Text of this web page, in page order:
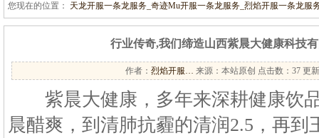
您现在的位置： 天龙开服一条龙服务_奇迹Mu开服一条龙服务_烈焰开服一条龙服
行业传奇,我们缔造山西紫晨大健康科技
作者： 烈焰开服… 来源：本站原创 点击数： 37 更
紫晨大健康，多年来深耕健康饮
晨醋爽，到清肺抗霾的清润2.5，再到